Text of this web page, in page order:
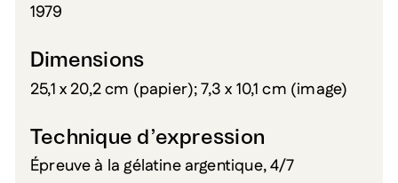
1979
Dimensions
25,1 x 20,2 cm (papier); 7,3 x 10,1 cm (image)
Technique d’expression
Épreuve à la gélatine argentique, 4/7